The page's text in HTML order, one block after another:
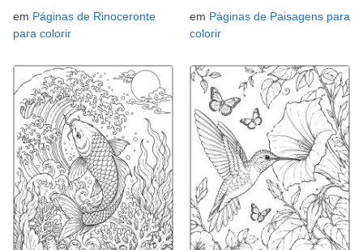
em Páginas de Rinoceronte
para colorir
em Páginas de Paisagens para
colorir